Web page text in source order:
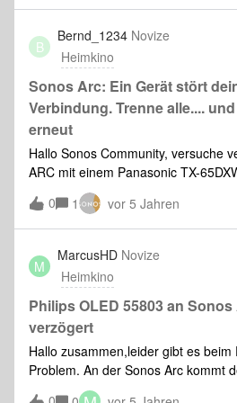
One nur Sourroundspeaker mit
ich sie im Controller auf voll setzte.
Sourround und Stereo switchen
Quelle ist? oder gibt es irgendeine
Dank schonmal vorab.
B
Bernd_1234 Novize
Heimkino
Sonos Arc: Ein Gerät stört
Verbindung. Trenne alle....
erneut
Hallo Sonos Community, versuche
ARC mit einem Panasonic TX-
mitgelieferte HDMI-ARC Kabel ist
2 Anschluß korrekt verbunden. Viera-
gesetzt und keine weiteren
angeschlossen.Muß im Panasonic
Anschluss die Option “TV Audio
werden ? Aber wo? Ich finde diesen
wäre dankbar, wenn mir jemand bei
weiterhelfen könnte. Vielen Dank für
0 1 vor 5 Jahren
M
MarcusHD Novize
Heimkino
Philips OLED 55803 an
verzögert
Hallo zusammen,leider gibt es beim
Problem. An der Sonos Arc kommt
an, so dass das Bild dem Ton